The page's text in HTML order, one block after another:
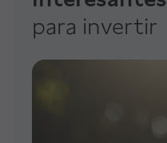
para invertir